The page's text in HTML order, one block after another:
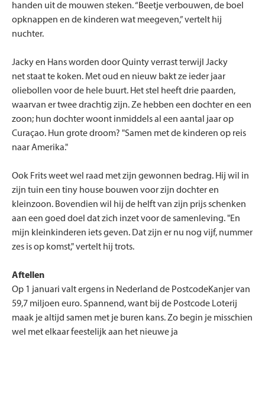
handen uit de mouwen steken. “Beetje verbouwen, de boel
opknappen en de kinderen wat meegeven,” vertelt hij
nuchter.
Jacky en Hans worden door Quinty verrast terwijl Jacky
net staat te koken. Met oud en nieuw bakt ze ieder jaar
oliebollen voor de hele buurt. Het stel heeft drie paarden,
waarvan er twee drachtig zijn. Ze hebben een dochter en een
zoon; hun dochter woont inmiddels al een aantal jaar op
Curaçao. Hun grote droom? "Samen met de kinderen op reis
naar Amerika."
Ook Frits weet wel raad met zijn gewonnen bedrag. Hij wil in
zijn tuin een tiny house bouwen voor zijn dochter en
kleinzoon. Bovendien wil hij de helft van zijn prijs schenken
aan een goed doel dat zich inzet voor de samenleving. "En
mijn kleinkinderen iets geven. Dat zijn er nu nog vijf, nummer
zes is op komst," vertelt hij trots.
Aftellen
Op 1 januari valt ergens in Nederland de PostcodeKanjer van
59,7 miljoen euro. Spannend, want bij de Postcode Loterij
maak je altijd samen met je buren kans. Zo begin je misschien
wel met elkaar feestelijk aan het nieuwe ja